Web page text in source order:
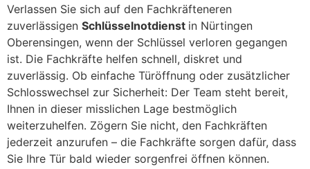
Verlassen Sie sich auf den Fachkräfteneren
zuverlässigen Schlüsselnotdienst in Nürtingen
Oberensingen, wenn der Schlüssel verloren gegangen
ist. Die Fachkräfte helfen schnell, diskret und
zuverlässig. Ob einfache Türöffnung oder zusätzlicher
Schlosswechsel zur Sicherheit: Der Team steht bereit,
Ihnen in dieser misslichen Lage bestmöglich
weiterzuhelfen. Zögern Sie nicht, den Fachkräften
jederzeit anzurufen – die Fachkräfte sorgen dafür, dass
Sie Ihre Tür bald wieder sorgenfrei öffnen können.